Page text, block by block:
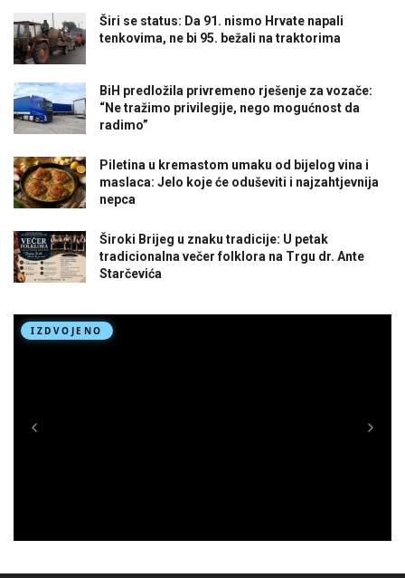
Širi se status: Da 91. nismo Hrvate napali
tenkovima, ne bi 95. bežali na traktorima
BiH predložila privremeno rješenje za vozače:
“Ne tražimo privilegije, nego mogućnost da
radimo”
Piletina u kremastom umaku od bijelog vina i
maslaca: Jelo koje će oduševiti i najzahtjevnija
nepca
Široki Brijeg u znaku tradicije: U petak
tradicionalna večer folklora na Trgu dr. Ante
Starčevića